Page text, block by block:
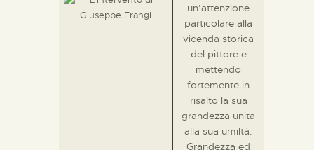
un’attenzione
particolare alla
vicenda storica
del pittore e
mettendo
fortemente in
risalto la sua
grandezza unita
alla sua umiltà.
Grandezza ed